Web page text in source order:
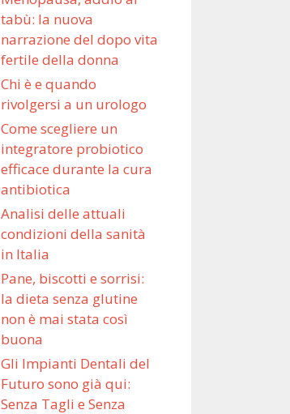
tabù: la nuova
narrazione del dopo vita
fertile della donna
Chi è e quando
rivolgersi a un urologo
Come scegliere un
integratore probiotico
efficace durante la cura
antibiotica
Analisi delle attuali
condizioni della sanità
in Italia
Pane, biscotti e sorrisi:
la dieta senza glutine
non è mai stata così
buona
Gli Impianti Dentali del
Futuro sono già qui:
Senza Tagli e Senza